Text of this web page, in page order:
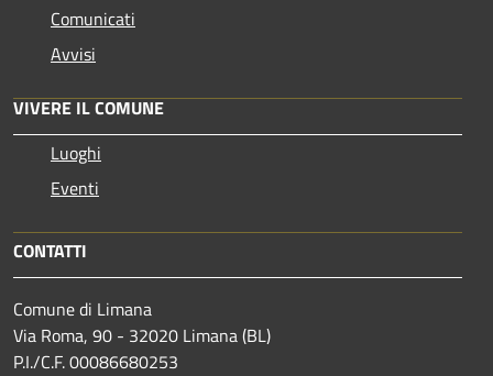
Comunicati
Avvisi
VIVERE IL COMUNE
Luoghi
Eventi
CONTATTI
Comune di Limana
Via Roma, 90 - 32020 Limana (BL)
P.I./C.F. 00086680253